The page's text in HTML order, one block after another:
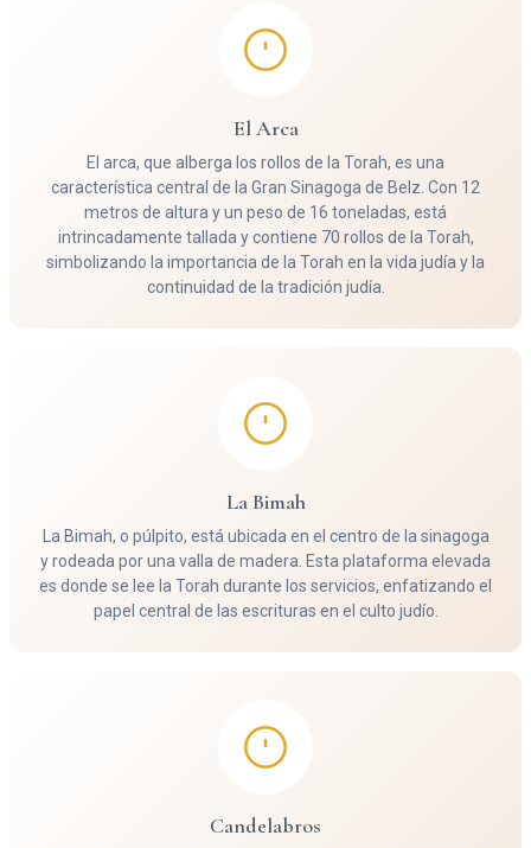
El Arca
El arca, que alberga los rollos de la Torah, es una
característica central de la Gran Sinagoga de Belz. Con 12
metros de altura y un peso de 16 toneladas, está
intrincadamente tallada y contiene 70 rollos de la Torah,
simbolizando la importancia de la Torah en la vida judía y la
continuidad de la tradición judía.
La Bimah
La Bimah, o púlpito, está ubicada en el centro de la sinagoga
y rodeada por una valla de madera. Esta plataforma elevada
es donde se lee la Torah durante los servicios, enfatizando el
papel central de las escrituras en el culto judío.
Candelabros